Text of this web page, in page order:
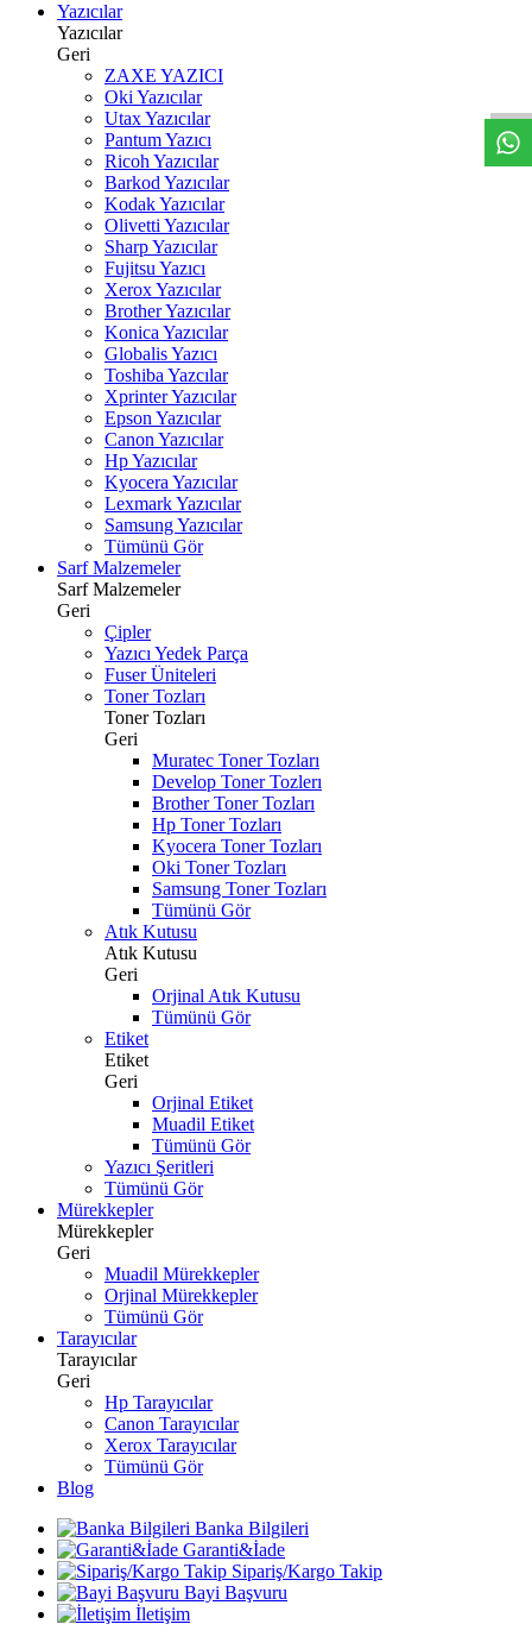
Yazıcılar
Yazıcılar
Geri
ZAXE YAZICI
Oki Yazıcılar
Utax Yazıcılar
Pantum Yazıcı
Ricoh Yazıcılar
Barkod Yazıcılar
Kodak Yazıcılar
Olivetti Yazıcılar
Sharp Yazıcılar
Fujitsu Yazıcı
Xerox Yazıcılar
Brother Yazıcılar
Konica Yazıcılar
Globalis Yazıcı
Toshiba Yazcılar
Xprinter Yazıcılar
Epson Yazıcılar
Canon Yazıcılar
Hp Yazıcılar
Kyocera Yazıcılar
Lexmark Yazıcılar
Samsung Yazıcılar
Tümünü Gör
Sarf Malzemeler
Sarf Malzemeler
Geri
Çipler
Yazıcı Yedek Parça
Fuser Üniteleri
Toner Tozları
Toner Tozları
Geri
Muratec Toner Tozları
Develop Toner Tozlerı
Brother Toner Tozları
Hp Toner Tozları
Kyocera Toner Tozları
Oki Toner Tozları
Samsung Toner Tozları
Tümünü Gör
Atık Kutusu
Atık Kutusu
Geri
Orjinal Atık Kutusu
Tümünü Gör
Etiket
Etiket
Geri
Orjinal Etiket
Muadil Etiket
Tümünü Gör
Yazıcı Şeritleri
Tümünü Gör
Mürekkepler
Mürekkepler
Geri
Muadil Mürekkepler
Orjinal Mürekkepler
Tümünü Gör
Tarayıcılar
Tarayıcılar
Geri
Hp Tarayıcılar
Canon Tarayıcılar
Xerox Tarayıcılar
Tümünü Gör
Blog
Banka Bilgileri
Garanti&İade
Sipariş/Kargo Takip
Bayi Başvuru
İletişim